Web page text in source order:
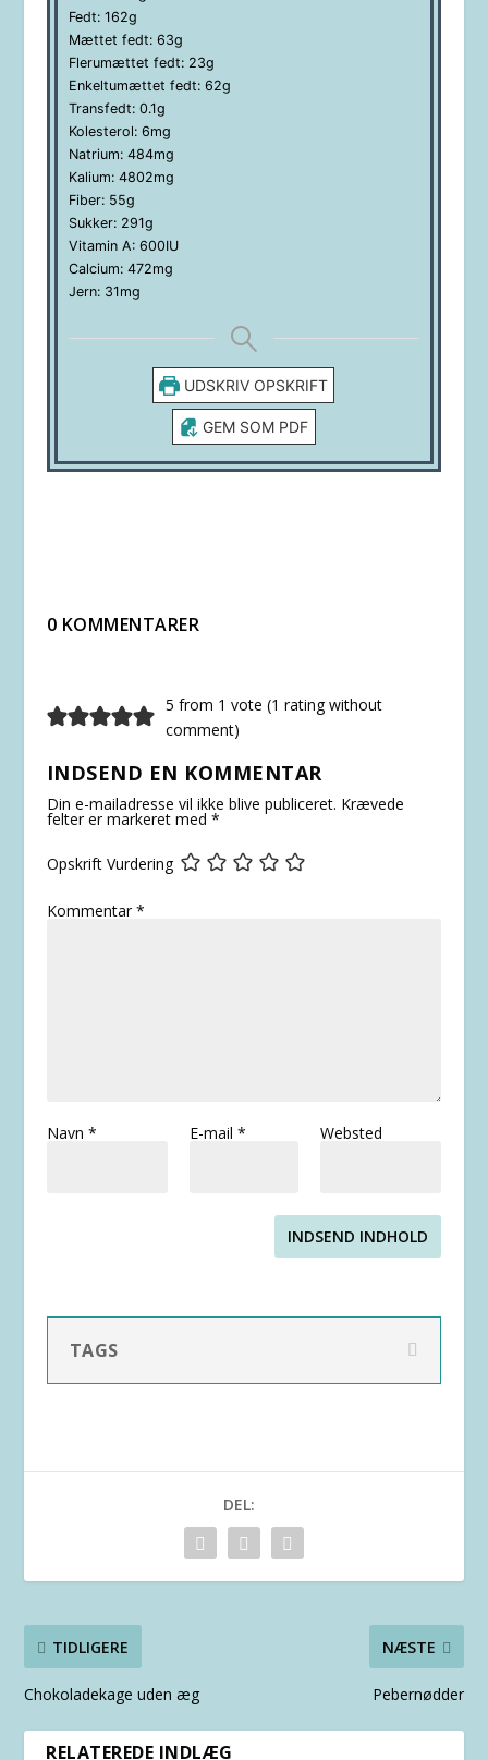
Fedt: 162g
Mættet fedt: 63g
Flerumættet fedt: 23g
Enkeltumættet fedt: 62g
Transfedt: 0.1g
Kolesterol: 6mg
Natrium: 484mg
Kalium: 4802mg
Fiber: 55g
Sukker: 291g
Vitamin A: 600IU
Calcium: 472mg
Jern: 31mg
UDSKRIV OPSKRIFT
GEM SOM PDF
0 KOMMENTARER
5 from 1 vote (1 rating without
comment)
INDSEND EN KOMMENTAR
Din e-mailadresse vil ikke blive publiceret. Krævede
felter er markeret med *
Opskrift Vurdering
Kommentar*
Navn * E-mail * Websted
INDSEND INDHOLD
TAGS
DEL:
TIDLIGERE
Chokoladekage uden æg
NÆSTE
Pebernødder
RELATEREDE INDLÆG